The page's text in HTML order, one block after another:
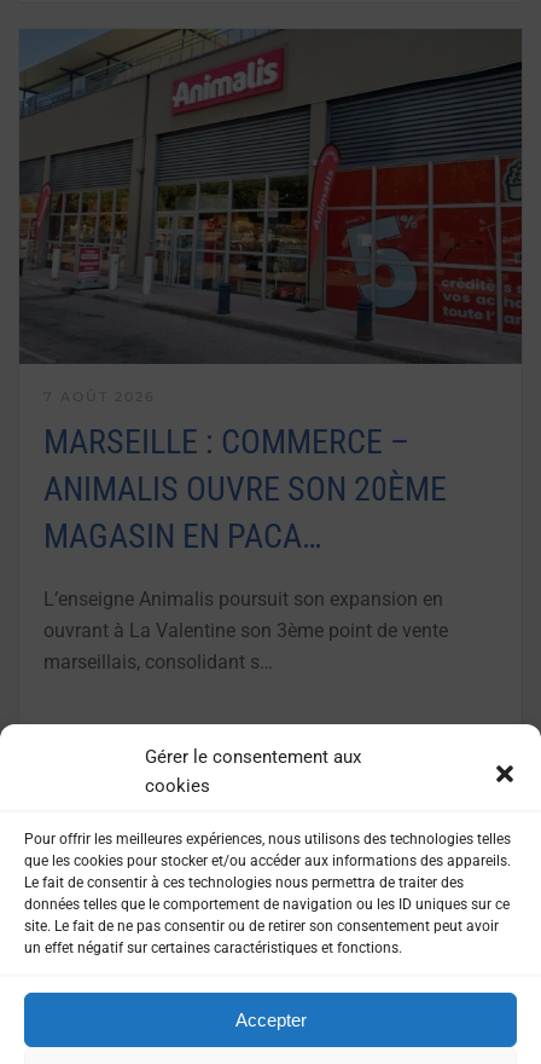
Gérer le consentement aux
cookies
Pour offrir les meilleures expériences, nous utilisons des technologies telles
que les cookies pour stocker et/ou accéder aux informations des appareils.
Le fait de consentir à ces technologies nous permettra de traiter des
données telles que le comportement de navigation ou les ID uniques sur ce
site. Le fait de ne pas consentir ou de retirer son consentement peut avoir
un effet négatif sur certaines caractéristiques et fonctions.
Accepter
MARSEILLE : COMMERCE –
ANIMALIS OUVRE SON 20ÈME
MAGASIN EN PACA…
L’enseigne Animalis poursuit son expansion en
ouvrant à La Valentine son 3ème point de vente
marseillais, consolidant s…
LIRE LA SUITE
MENTIONS LÉGALES